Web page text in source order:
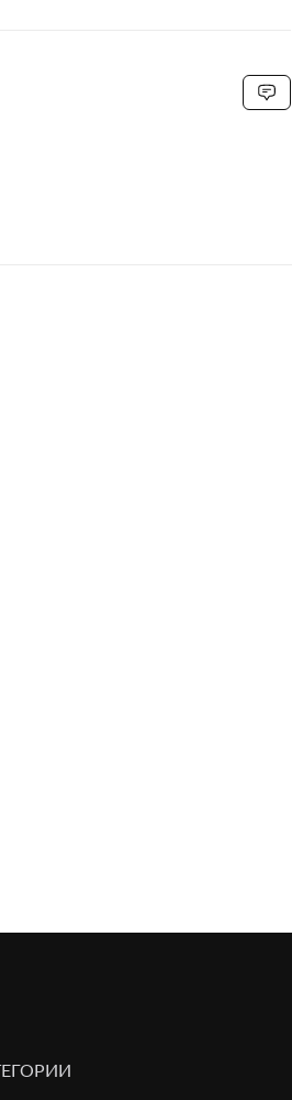
необходимое для прогулки.
Поворотные